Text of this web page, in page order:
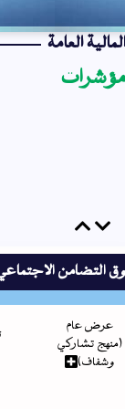
العامة
Previous
Next
التضامن
عرض عام
(منهج تشاركي
وشفاف)